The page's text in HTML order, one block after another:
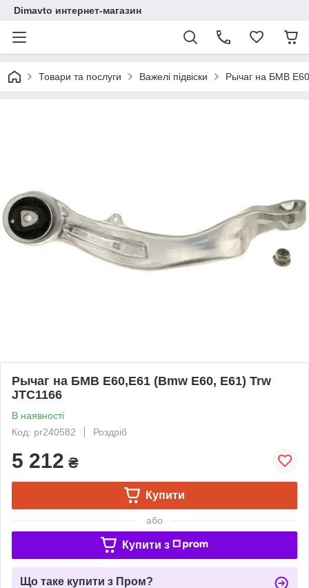
Dimavto интернет-магазин
Товари та послуги Важелі підвіски Рычаг на БМВ
Рычаг на БМВ Е60,Е61 (Bmw E60, E61) Trw
JTC1166
В наявності
Код: pr240582
Роздріб
5 212 ₴
Купити
або
Купити з
Що таке купити з Пром?